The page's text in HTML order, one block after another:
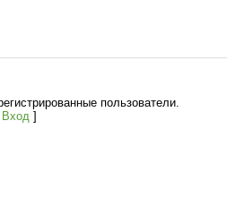
пользователи.
Вход ]